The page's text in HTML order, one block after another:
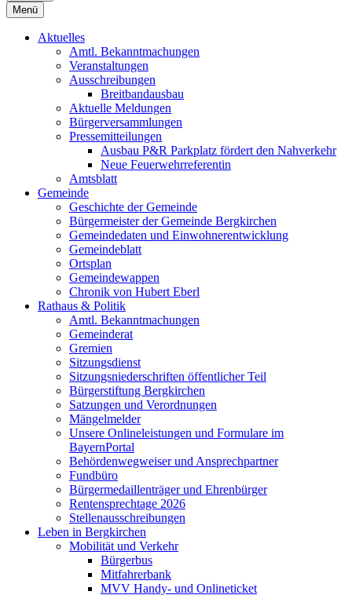
Menü
Aktuelles
Amtl. Bekanntmachungen
Veranstaltungen
Ausschreibungen
Breitbandausbau
Aktuelle Meldungen
Bürgerversammlungen
Pressemitteilungen
Ausbau P&R Parkplatz fördert den Nahverkehr
Neue Feuerwehrreferentin
Amtsblatt
Gemeinde
Geschichte der Gemeinde
Bürgermeister der Gemeinde Bergkirchen
Gemeindedaten und Einwohnerentwicklung
Gemeindeblatt
Ortsplan
Gemeindewappen
Chronik von Hubert Eberl
Rathaus & Politik
Amtl. Bekanntmachungen
Gemeinderat
Gremien
Sitzungsdienst
Sitzungsniederschriften öffentlicher Teil
Bürgerstiftung Bergkirchen
Satzungen und Verordnungen
Mängelmelder
Unsere Onlineleistungen und Formulare im
BayernPortal
Behördenwegweiser und Ansprechpartner
Fundbüro
Bürgermedaillenträger und Ehrenbürger
Rentensprechtage 2026
Stellenausschreibungen
Leben in Bergkirchen
Mobilität und Verkehr
Bürgerbus
Mitfahrerbank
MVV Handy- und Onlineticket